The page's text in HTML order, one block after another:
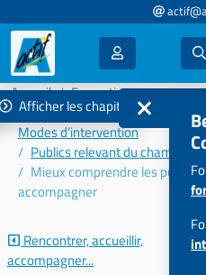
Accueil
Formations 2023
Connaissances et
Modes d’intervention
Publics relevant du champ de
Mieux comprendre les publics
accompagner
Afficher les chapitres
Rencontrer, accueillir,
accompagner...